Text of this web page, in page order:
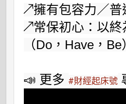
↗擁有包容力／普
↗常保初心：以終
（Do，Have，Be
📣 更多 #財經起床號